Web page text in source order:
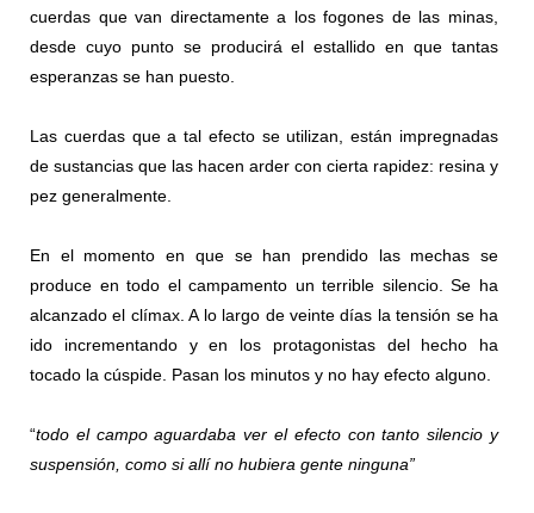
cuerdas que van directamente a los fogones de las minas,
desde cuyo punto se producirá el estallido en que tantas
esperanzas se han puesto.
Las cuerdas que a tal efecto se utilizan, están impregnadas
de sustancias que las hacen arder con cierta rapidez: resina y
pez generalmente.
En el momento en que se han prendido las mechas se
produce en todo el campamento un terrible silencio. Se ha
alcanzado el clímax. A lo largo de veinte días la tensión se ha
ido incrementando y en los protagonistas del hecho ha
tocado la cúspide. Pasan los minutos y no hay efecto alguno.
“todo el campo aguardaba ver el efecto con tanto silencio y
suspensión, como si allí no hubiera gente ninguna”